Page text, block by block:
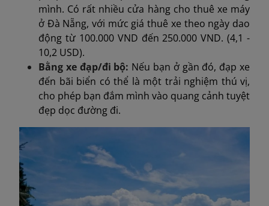
mình. Có rất nhiều cửa hàng cho thuê xe máy
ở Đà Nẵng, với mức giá thuê xe theo ngày dao
động từ 100.000 VND đến 250.000 VND. (4,1 -
10,2 USD).
Bằng xe đạp/đi bộ: Nếu bạn ở gần đó, đạp xe
đến bãi biển có thể là một trải nghiệm thú vị,
cho phép bạn đắm mình vào quang cảnh tuyệt
đẹp dọc đường đi.